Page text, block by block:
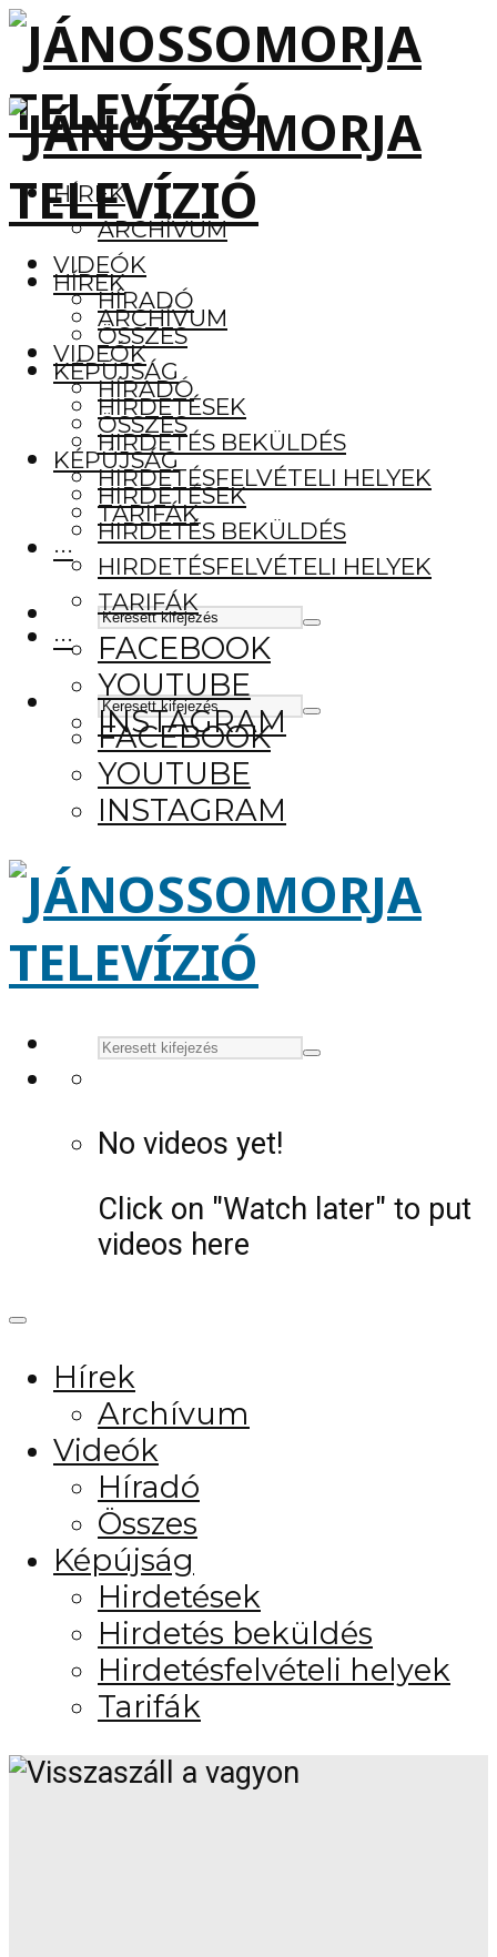
HÍREK
ARCHÍVUM
VIDEÓK
HÍRADÓ
ÖSSZES
KÉPÚJSÁG
HIRDETÉSEK
HIRDETÉS BEKÜLDÉS
HIRDETÉSFELVÉTELI HELYEK
TARIFÁK
···
FACEBOOK
YOUTUBE
INSTAGRAM
HÍREK
ARCHÍVUM
VIDEÓK
HÍRADÓ
ÖSSZES
KÉPÚJSÁG
HIRDETÉSEK
HIRDETÉS BEKÜLDÉS
HIRDETÉSFELVÉTELI HELYEK
TARIFÁK
···
FACEBOOK
YOUTUBE
INSTAGRAM
No videos yet!
Click on "Watch later" to put
videos here
Hírek
Archívum
Videók
Híradó
Összes
Képújság
Hirdetések
Hirdetés beküldés
Hirdetésfelvételi helyek
Tarifák